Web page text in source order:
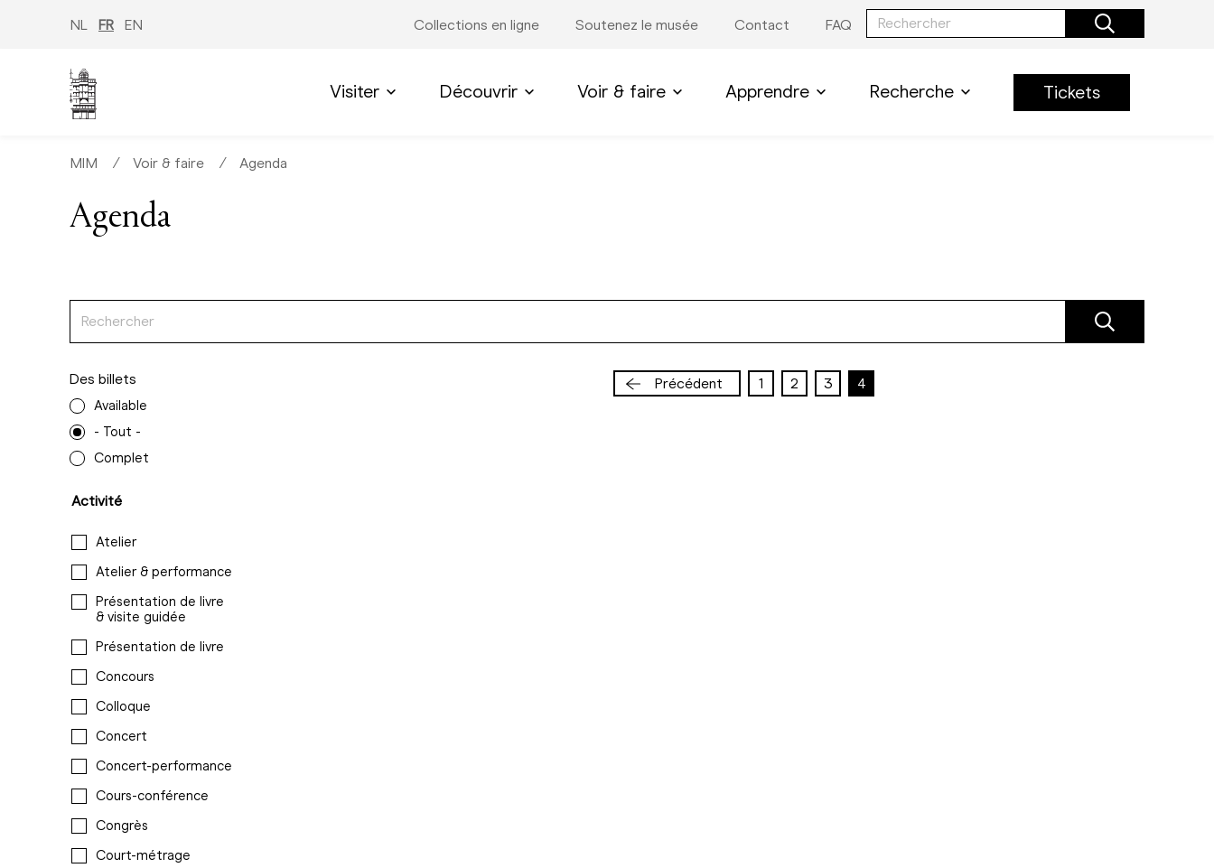
NL FR EN Collections en ligne Soutenez le musée Contact FAQ
Visiter Découvrir Voir & faire Apprendre Recherche Tickets
MIM ∕ Voir & faire ∕ Agenda
Agenda
Des billets
Available
- Tout -
Complet
Activité
Atelier
Atelier & performance
Présentation de livre
& visite guidée
Présentation de livre
Concours
Colloque
Concert
Concert-performance
Cours-conférence
Congrès
Court-métrage
Précédent
Page
1
Page
2
Page
3
Page
4